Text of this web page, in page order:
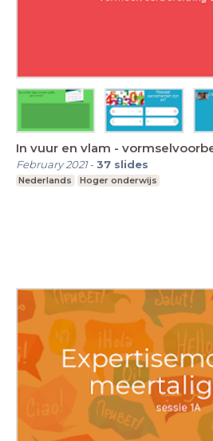
In vuur en vlam -
February 2021-37 slides
Nederlands Hoger onderwijs